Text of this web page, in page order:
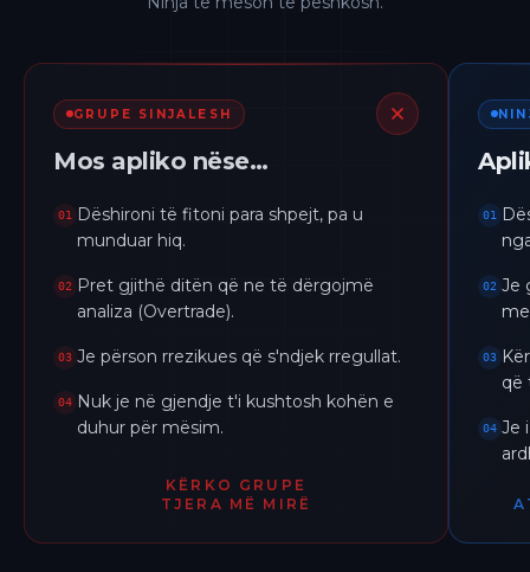
GRUPE SINJALESH
Mos apliko nëse…
01
Dëshironi të fitoni para shpejt, pa u
munduar hiq.
02
Pret gjithë ditën që ne të dërgojmë
analiza (Overtrade).
03 Je përson rrezikues që s'ndjek rregullat.
04 Nuk je në gjendje t'i kushtosh kohën e
duhur për mësim.
KËRKO GRUPE
TJERA MË MIRË
01
02 Je
03
që
04 Je